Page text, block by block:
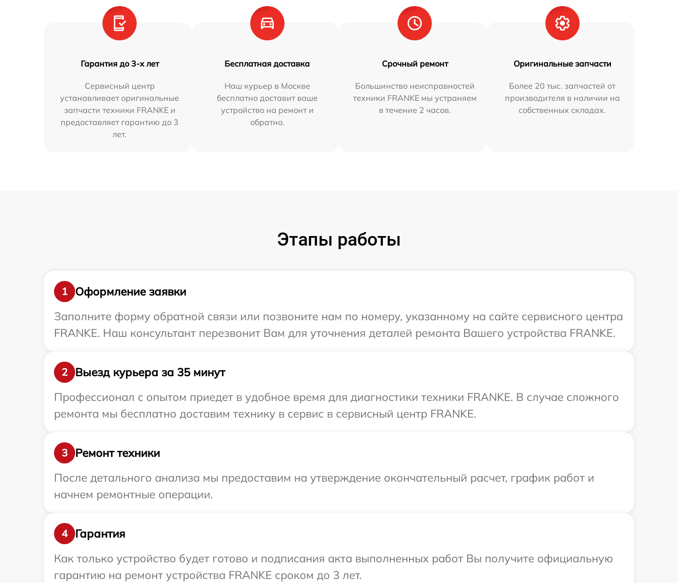
Гарантия до 3-х лет
Сервисный центр
устанавливает оригинальные
запчасти техники FRANKE и
предоставляет гарантию до 3
лет.
Бесплатная доставка
Наш курьер в Москве
бесплатно доставит ваше
устройство на ремонт и
обратно.
Срочный ремонт
Большинство неисправностей
техники FRANKE мы устраняем
в течение 2 часов.
Оригинальные запчасти
Более 20 тыс. запчастей от
производителя в наличии на
собственных складах.
Этапы работы
1
Оформление заявки
Заполните форму обратной связи или позвоните нам по номеру, указанному на сайте сервисного центра
FRANKE. Наш консультант перезвонит Вам для уточнения деталей ремонта Вашего устройства FRANKE.
2
Выезд курьера за 35 минут
Профессионал с опытом приедет в удобное время для диагностики техники FRANKE. В случае сложного
ремонта мы бесплатно доставим технику в сервис в сервисный центр FRANKE.
3
Ремонт техники
После детального анализа мы предоставим на утверждение окончательный расчет, график работ и
начнем ремонтные операции.
4
Гарантия
Как только устройство будет готово и подписания акта выполненных работ Вы получите официальную
гарантию на ремонт устройства FRANKE сроком до 3 лет.